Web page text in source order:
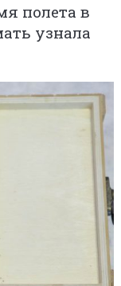
полета в
узнала